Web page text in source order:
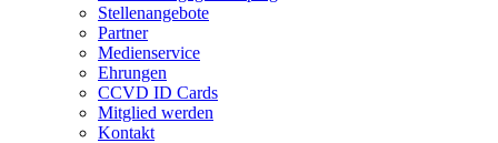
Stellenangebote
Partner
Medienservice
Ehrungen
CCVD ID Cards
Mitglied werden
Kontakt